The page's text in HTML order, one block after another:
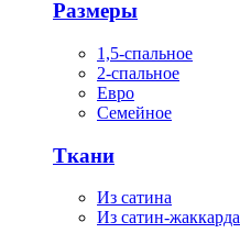
Размеры
1,5-спальное
2-спальное
Евро
Семейное
Ткани
Из сатина
Из сатин-жаккарда